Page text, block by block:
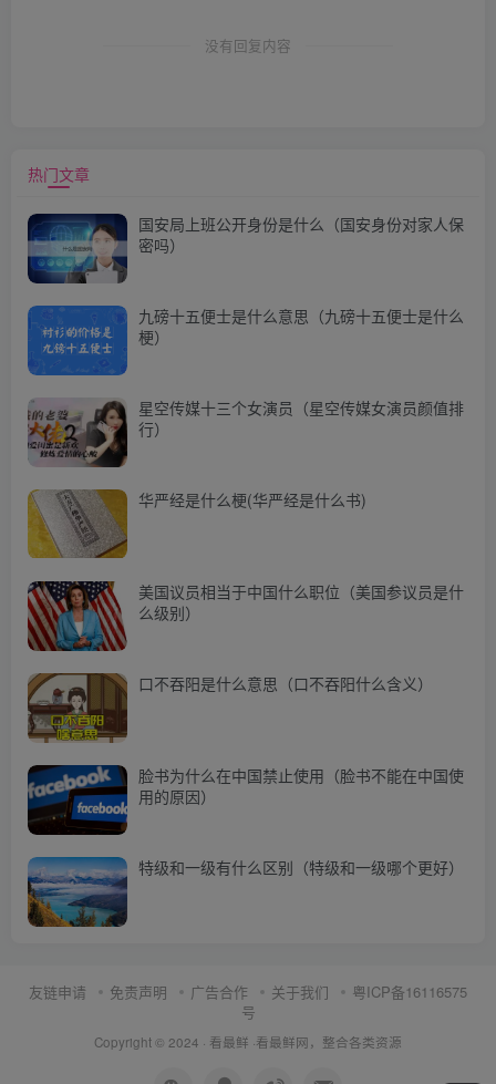
没有回复内容
热门文章
国安局上班公开身份是什么（国安身份对家人保
密吗）
九磅十五便士是什么意思（九磅十五便士是什么
梗）
星空传媒十三个女演员（星空传媒女演员颜值排
行）
华严经是什么梗(华严经是什么书)
美国议员相当于中国什么职位（美国参议员是什
么级别）
口不吞阳是什么意思（口不吞阳什么含义）
脸书为什么在中国禁止使用（脸书不能在中国使
用的原因）
特级和一级有什么区别（特级和一级哪个更好）
友链申请 免责声明 广告合作 关于我们
粤ICP备16116575
号
Copyright © 2024 · 看最鲜 ·看最鲜网，整合各类资源